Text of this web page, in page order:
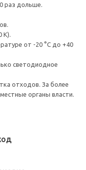
раз дольше.
К).
от -20 °C до +40
светодиодное
отходов. За более
органы власти.